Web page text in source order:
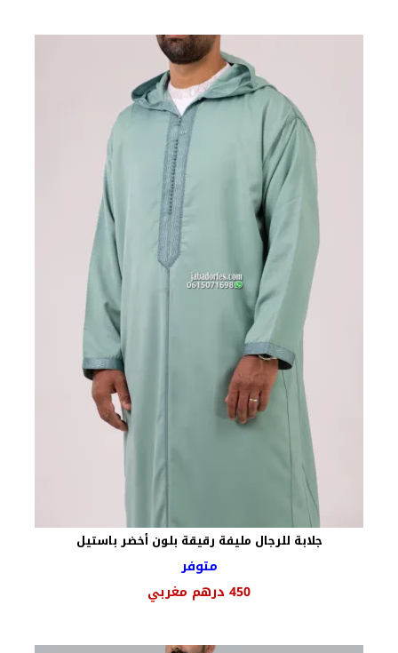
جلابة للرجال مليفة رقيقة بلون أخضر باستيل
متوفر
450 درهم مغربي